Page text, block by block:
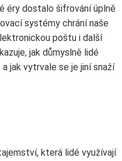
éry dostalo šifrování úplně
systémy chrání naše
poštu i další
jak důmyslně lidé
jak vytrvale se je jiní snaží
která lidé využívají